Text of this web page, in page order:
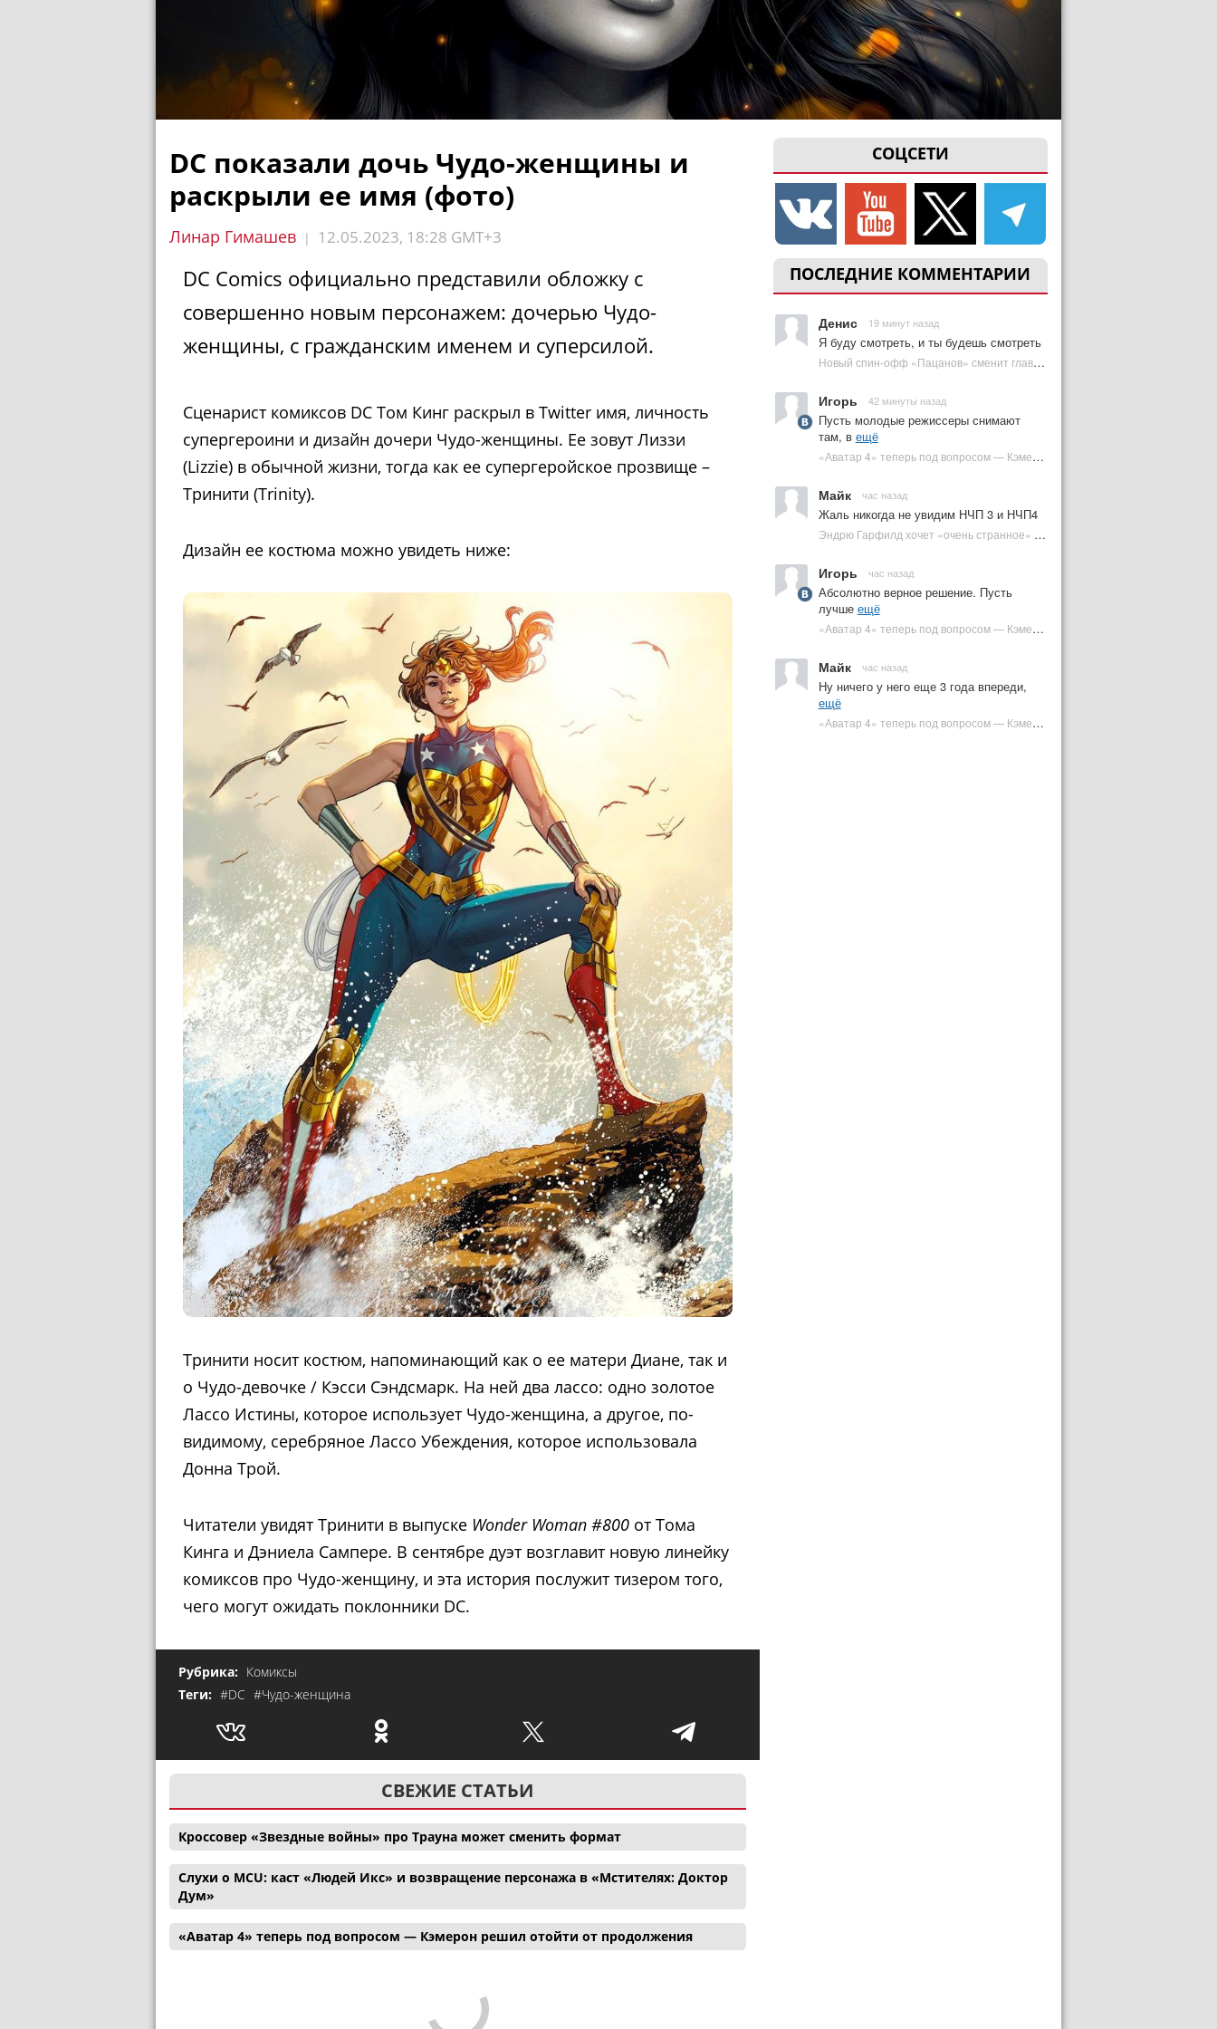
СОЦСЕТИ
ПОСЛЕДНИЕ КОММЕНТАРИИ
Денис 19 минут назад
Я буду смотреть, и ты будешь смотреть
Новый спин-офф «Пацанов» сменит главного героя | Plugged In Ru
Игорь 42 минуты назад
Пусть молодые режиссеры снимают
там, в ещё
«Аватар 4» теперь под вопросом — Кэмерон решил отойти от продолжения | Plugged In Ru
Майк час назад
Жаль никогда не увидим НЧП 3 и НЧП4
Эндрю Гарфилд хочет «очень странное» возвращение Человека-паука в MCU | Plugged In Ru
Игорь час назад
Абсолютно верное решение. Пусть
лучше ещё
«Аватар 4» теперь под вопросом — Кэмерон решил отойти от продолжения | Plugged In Ru
Майк час назад
Ну ничего у него еще 3 года впереди,
ещё
«Аватар 4» теперь под вопросом — Кэмерон решил отойти от продолжения | Plugged In Ru
DC показали дочь Чудо-женщины и
раскрыли ее имя (фото)
Линар Гимашев | 12.05.2023, 18:28 GMT+3
DC Comics официально представили обложку с
совершенно новым персонажем: дочерью Чудо-
женщины, с гражданским именем и суперсилой.
Сценарист комиксов DC Том Кинг раскрыл в Twitter имя, личность
супергероини и дизайн дочери Чудо-женщины. Ее зовут Лиззи
(Lizzie) в обычной жизни, тогда как ее супергеройское прозвище –
Тринити (Trinity).
Дизайн ее костюма можно увидеть ниже:
Тринити носит костюм, напоминающий как о ее матери Диане, так и
о Чудо-девочке / Кэсси Сэндсмарк. На ней два лассо: одно золотое
Лассо Истины, которое использует Чудо-женщина, а другое, по-
видимому, серебряное Лассо Убеждения, которое использовала
Донна Трой.
Читатели увидят Тринити в выпуске Wonder Woman #800 от Тома
Кинга и Дэниела Сампере. В сентябре дуэт возглавит новую линейку
комиксов про Чудо-женщину, и эта история послужит тизером того,
чего могут ожидать поклонники DC.
Рубрика: Комиксы
Теги: #DC #Чудо-женщина
СВЕЖИЕ СТАТЬИ
Кроссовер «Звездные войны» про Трауна может сменить формат
Слухи о MCU: каст «Людей Икс» и возвращение персонажа в «Мстителях: Доктор
Дум»
«Аватар 4» теперь под вопросом — Кэмерон решил отойти от продолжения